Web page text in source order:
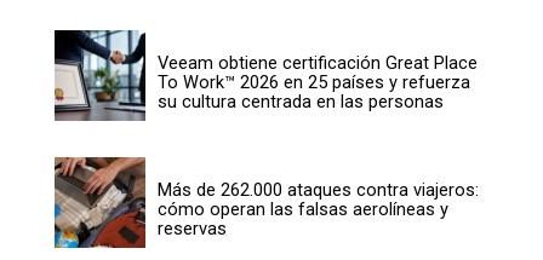
Veeam obtiene certificación Great Place
To Work™ 2026 en 25 países y refuerza
su cultura centrada en las personas
Más de 262.000 ataques contra viajeros:
cómo operan las falsas aerolíneas y
reservas